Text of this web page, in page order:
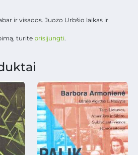
ir visados. Juozo Urbšio laikas ir
turite prisijungti.